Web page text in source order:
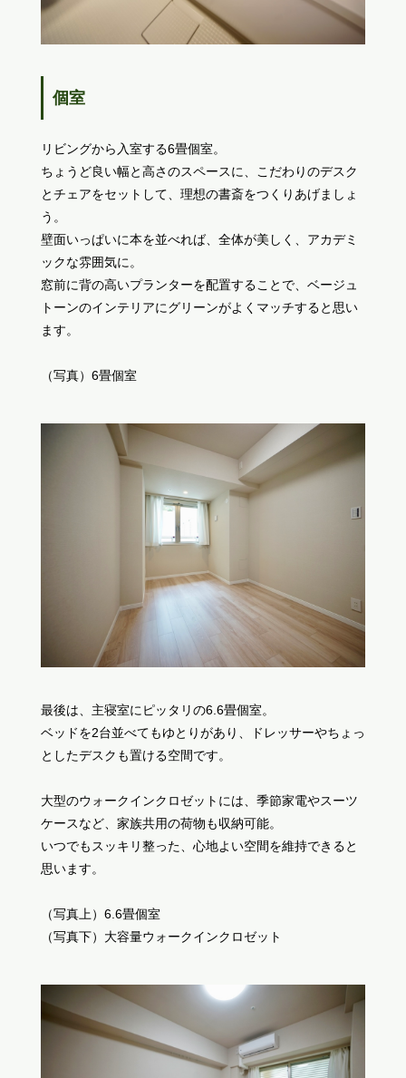
個室
リビングから入室する6畳個室。
ちょうど良い幅と高さのスペースに、こだわりのデスク
とチェアをセットして、理想の書斎をつくりあげましょ
う。
壁面いっぱいに本を並べれば、全体が美しく、アカデミ
ックな雰囲気に。
窓前に背の高いプランターを配置することで、ベージュ
トーンのインテリアにグリーンがよくマッチすると思い
ます。
（写真）6畳個室
最後は、主寝室にピッタリの6.6畳個室。
ベッドを2台並べてもゆとりがあり、ドレッサーやちょっ
としたデスクも置ける空間です。
大型のウォークインクロゼットには、季節家電やスーツ
ケースなど、家族共用の荷物も収納可能。
いつでもスッキリ整った、心地よい空間を維持できると
思います。
（写真上）6.6畳個室
（写真下）大容量ウォークインクロゼット